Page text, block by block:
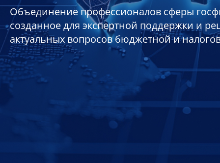
Объединение профессионалов сферы
созданное для экспертной поддержки и
актуальных вопросов бюджетной и